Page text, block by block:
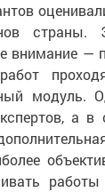
страны.
внимание —
модуль.
а в